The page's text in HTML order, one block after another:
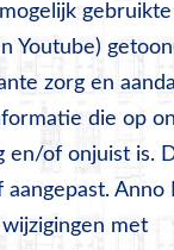
gebruikte
Youtube)
zorg en
die op
en/of onjuist is.
Anno
met